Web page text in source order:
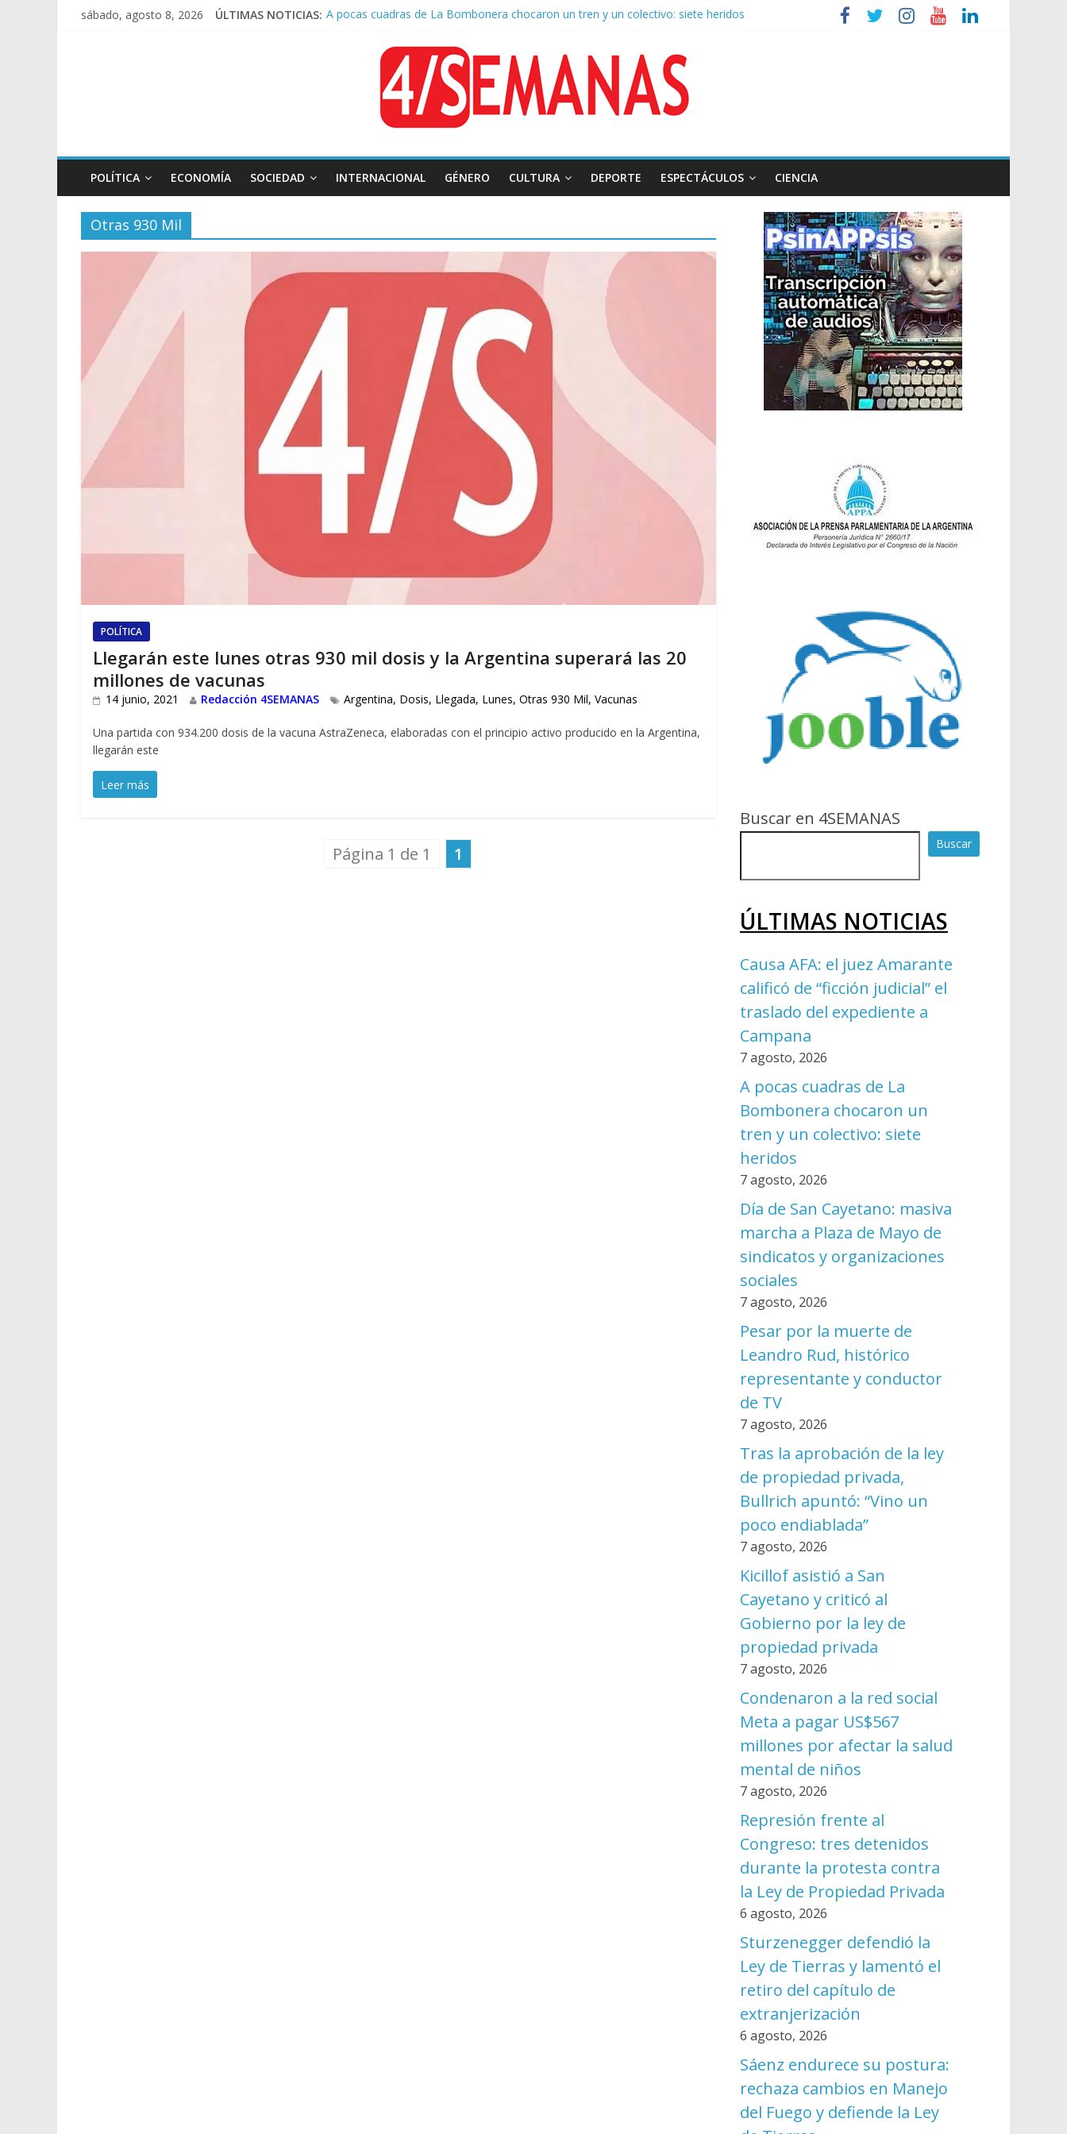
sábado, agosto 8, 2026 ÚLTIMAS NOTICIAS: A pocas cuadras de La Bombonera chocaron un tren y un colectivo: siete heridos
Pesar por la muerte de Leandro Rud, histórico representante y conductor de TV
Tras la aprobación de la ley de propiedad privada, Bullrich apuntó: “Vino un poco endiablada”
Causa AFA: el juez Amarante calificó de “ficción judicial” el traslado del expediente a Campana
POLÍTICA ECONOMÍA SOCIEDAD INTERNACIONAL GÉNERO CULTURA DEPORTE ESPECTÁCULOS CIENCIA
Otras 930 Mil
POLÍTICA
Llegarán este lunes otras 930 mil dosis y la Argentina superará las 20
millones de vacunas
14 junio, 2021 Redacción 4SEMANAS Argentina, Dosis, Llegada, Lunes, Otras 930 Mil, Vacunas
Una partida con 934.200 dosis de la vacuna AstraZeneca, elaboradas con el principio activo producido en la Argentina,
llegarán este
Leer más
Página 1 de 1 1
Buscar en 4SEMANAS
Buscar
ÚLTIMAS NOTICIAS
Causa AFA: el juez Amarante
calificó de “ficción judicial” el
traslado del expediente a
Campana
7 agosto, 2026
A pocas cuadras de La
Bombonera chocaron un
tren y un colectivo: siete
heridos
7 agosto, 2026
Día de San Cayetano: masiva
marcha a Plaza de Mayo de
sindicatos y organizaciones
sociales
7 agosto, 2026
Pesar por la muerte de
Leandro Rud, histórico
representante y conductor
de TV
7 agosto, 2026
Tras la aprobación de la ley
de propiedad privada,
Bullrich apuntó: “Vino un
poco endiablada”
7 agosto, 2026
Kicillof asistió a San
Cayetano y criticó al
Gobierno por la ley de
propiedad privada
7 agosto, 2026
Condenaron a la red social
Meta a pagar US$567
millones por afectar la salud
mental de niños
7 agosto, 2026
Represión frente al
Congreso: tres detenidos
durante la protesta contra
la Ley de Propiedad Privada
6 agosto, 2026
Sturzenegger defendió la
Ley de Tierras y lamentó el
retiro del capítulo de
extranjerización
6 agosto, 2026
Sáenz endurece su postura:
rechaza cambios en Manejo
del Fuego y defiende la Ley